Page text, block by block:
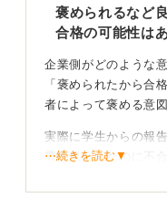
褒められるなど
合格の可能性は
企業側がどのような
「褒められたから合
者によって褒める意
実際に学生からの報
雰囲気だったのに不
も合格に直結するわ
⋯続きを読む▼